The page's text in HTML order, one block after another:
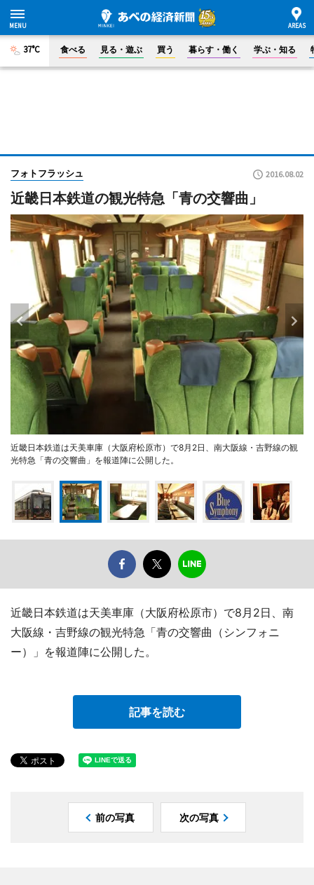
37°C 食べる 見る・遊ぶ 買う 暮らす・働く 学ぶ・知る
フォトフラッシュ 2016.08.02
近畿日本鉄道の観光特急「青の交響曲」
近畿日本鉄道は天美車庫（大阪府松原市）で8月2日、南大阪線・吉野線の観
光特急「青の交響曲」を報道陣に公開した。
近畿日本鉄道は天美車庫（大阪府松原市）で8月2日、南
大阪線・吉野線の観光特急「青の交響曲（シンフォニ
ー）」を報道陣に公開した。
記事を読む
前の写真 次の写真